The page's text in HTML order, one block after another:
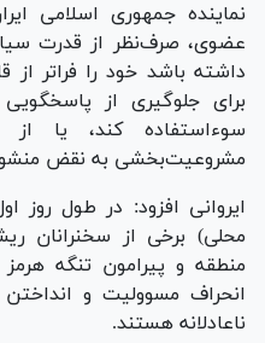
نماینده جمهوری اسلامی
عضوی، صرف‌نظر از قدرت
داشته باشد خود را فراتر از
برای جلوگیری از
سوءاستفاده کند، یا از
مشروعیت‌بخشی به نقض منشور
ایروانی افزود: در طول
محلی) برخی از سخنرانان
منطقه و پیرامون تنگه هرمز
انحراف مسوولیت و
ناعادلانه هستند.